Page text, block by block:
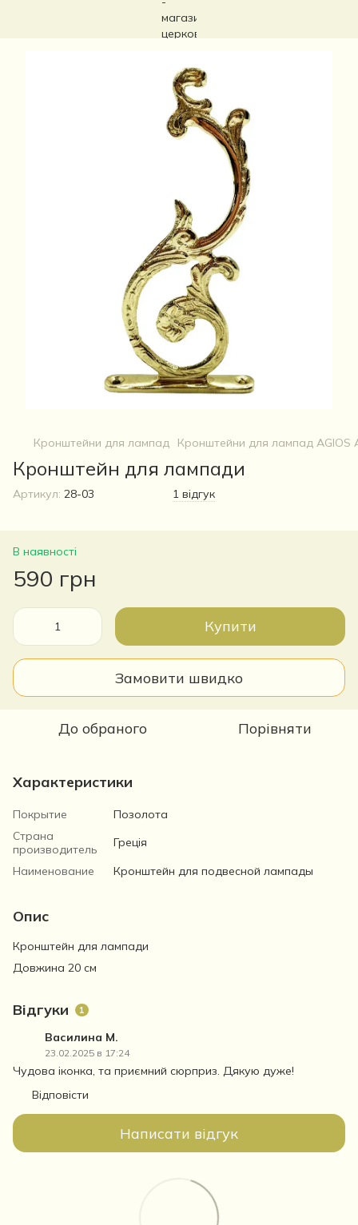
Кронштейни для лампад Кронштейни для лампад AGIOS
Кронштейн для лампади
Артикул: 28-03 1 відгук
В наявності
590 грн
Купити
Замовити швидко
До обраного Порівняти
Характеристики
Покрытие
Позолота
Страна
производитель
Греція
Наименование
Кронштейн для подвесной лампады
Опис
Кронштейн для лампади
Довжина 20 см
Відгуки 1
Василина М.
23.02.2025 в 17:24
Чудова іконка, та приємний сюрприз. Дякую дуже!
Відповісти
Написати відгук